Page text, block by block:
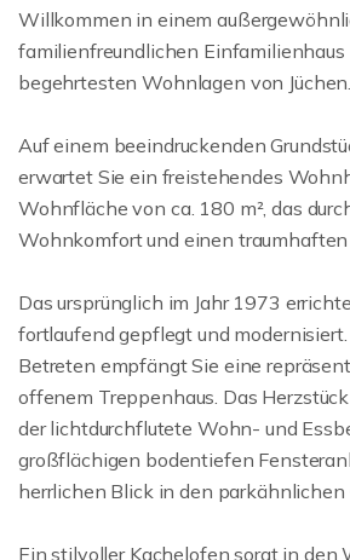
Willkommen in einem
familienfreundlichen Einfamilienhaus
begehrtesten Wohnlagen von Jüchen.
Auf einem beeindruckenden
erwartet Sie ein freistehendes
Wohnfläche von ca. 180 m², das
Wohnkomfort und einen traumhaften
Das ursprünglich im Jahr 1973
fortlaufend gepflegt und
Betreten empfängt Sie eine
offenem Treppenhaus. Das
der lichtdurchflutete Wohn- und
großflächigen bodentiefen
herrlichen Blick in den parkähnlichen
Ein stilvoller Kachelofen sorgt in den